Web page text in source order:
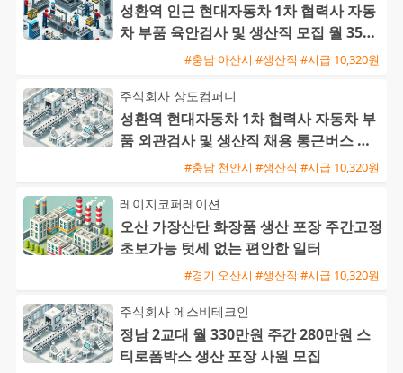
성환역 인근 현대자동차 1차 협력사 자동
차 부품 육안검사 및 생산직 모집 월 350
만에서 400만원#충남 아산시 #생산직 #시급 10,320원
주식회사 상도컴퍼니
성환역 현대자동차 1차 협력사 자동차 부
품 외관검사 및 생산직 채용 통근버스 운
#충남 천안시 #생산직 #시급 10,320원
레이지코퍼레이션
오산 가장산단 화장품 생산 포장 주간고정
초보가능 텃세 없는 편안한 일터
#경기 오산시 #생산직 #시급 10,320원
주식회사 에스비테크인
정남 2교대 월 330만원 주간 280만원 스
티로폼박스 생산 포장 사원 모집